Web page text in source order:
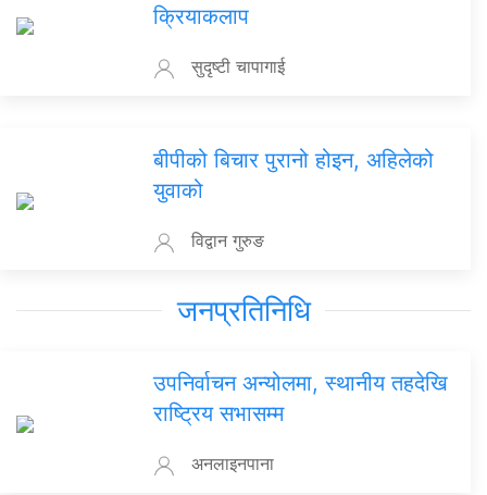
क्रियाकलाप
सुदृष्टी चापागाई
बीपीको बिचार पुरानो होइन, अहिलेको
युवाको
विद्वान गुरुङ
जनप्रतिनिधि
उपनिर्वाचन अन्योलमा, स्थानीय तहदेखि
राष्ट्रिय सभासम्म
अनलाइनपाना